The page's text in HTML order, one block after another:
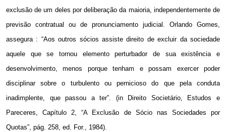
exclusão de um deles por deliberação da maioria, independentemente de
previsão contratual ou de pronunciamento judicial. Orlando Gomes,
assegura : “Aos outros sócios assiste direito de excluir da sociedade
aquele que se tornou elemento perturbador de sua existência e
desenvolvimento, menos porque tenham e possam exercer poder
disciplinar sobre o turbulento ou pernicioso do que pela conduta
inadimplente, que passou a ter”. (in Direito Societário, Estudos e
Pareceres, Capítulo 2, “A Exclusão de Sócio nas Sociedades por
Quotas”, pág. 258, ed. For., 1984).